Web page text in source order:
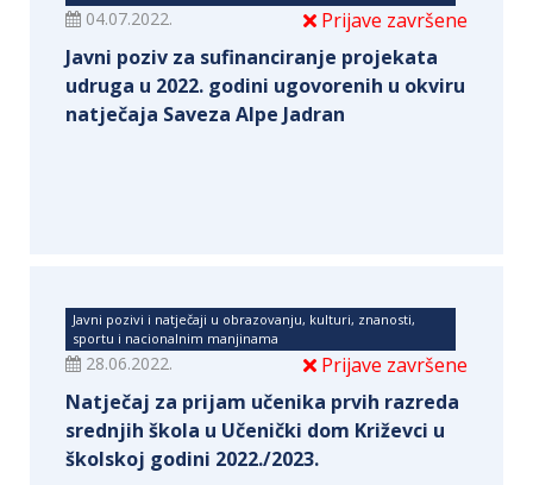
Prijave završene
04.07.2022.
Javni poziv za sufinanciranje projekata
udruga u 2022. godini ugovorenih u okviru
natječaja Saveza Alpe Jadran
Javni pozivi i natječaji u obrazovanju, kulturi, znanosti,
sportu i nacionalnim manjinama
Prijave završene
28.06.2022.
Natječaj za prijam učenika prvih razreda
srednjih škola u Učenički dom Križevci u
školskoj godini 2022./2023.